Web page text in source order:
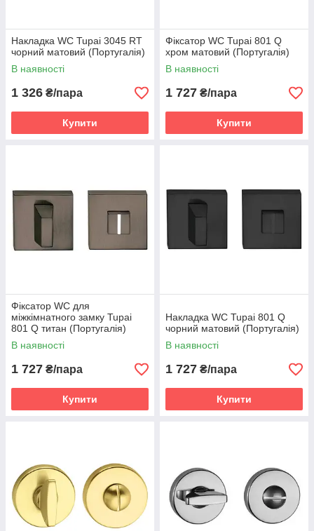
Накладка WC Tupai 3045 RT
чорний матовий (Португалія)
В наявності
1 326 ₴/пара
Купити
Фіксатор WC Tupai 801 Q
хром матовий (Португалія)
В наявності
1 727 ₴/пара
Купити
Фіксатор WC для
міжкімнатного замку Tupai
801 Q титан (Португалія)
В наявності
1 727 ₴/пара
Купити
Накладка WC Tupai 801 Q
чорний матовий (Португалія)
В наявності
1 727 ₴/пара
Купити